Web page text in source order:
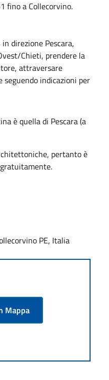
fino a Collecorvino.
direzione Pescara,
Chieti, prendere la
attraversare
seguendo indicazioni per
è quella di Pescara (a
pertanto è
PE, Italia
Mappa